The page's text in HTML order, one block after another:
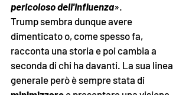
pericoloso dell'influenza».
Trump sembra dunque avere
dimenticato o, come spesso fa,
racconta una storia e poi cambia a
seconda di chi ha davanti. La sua linea
generale però è sempre stata di